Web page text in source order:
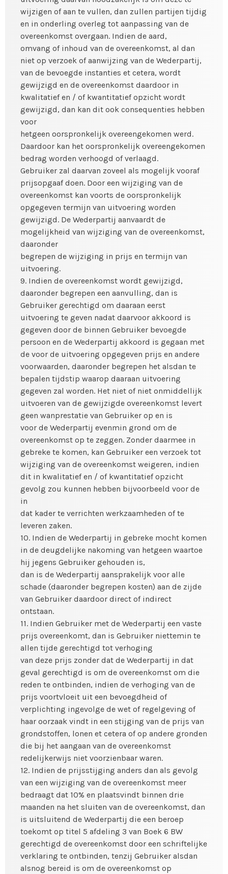
wijzigen of aan te vullen, dan zullen partijen tijdig
en in onderling overleg tot aanpassing van de
overeenkomst overgaan. Indien de aard,
omvang of inhoud van de overeenkomst, al dan
niet op verzoek of aanwijzing van de Wederpartij,
van de bevoegde instanties et cetera, wordt
gewijzigd en de overeenkomst daardoor in
kwalitatief en / of kwantitatief opzicht wordt
gewijzigd, dan kan dit ook consequenties hebben
voor
hetgeen oorspronkelijk overeengekomen werd.
Daardoor kan het oorspronkelijk overeengekomen
bedrag worden verhoogd of verlaagd.
Gebruiker zal daarvan zoveel als mogelijk vooraf
prijsopgaaf doen. Door een wijziging van de
overeenkomst kan voorts de oorspronkelijk
opgegeven termijn van uitvoering worden
gewijzigd. De Wederpartij aanvaardt de
mogelijkheid van wijziging van de overeenkomst,
daaronder
begrepen de wijziging in prijs en termijn van
uitvoering.
9. Indien de overeenkomst wordt gewijzigd,
daaronder begrepen een aanvulling, dan is
Gebruiker gerechtigd om daaraan eerst
uitvoering te geven nadat daarvoor akkoord is
gegeven door de binnen Gebruiker bevoegde
persoon en de Wederpartij akkoord is gegaan met
de voor de uitvoering opgegeven prijs en andere
voorwaarden, daaronder begrepen het alsdan te
bepalen tijdstip waarop daaraan uitvoering
gegeven zal worden. Het niet of niet onmiddellijk
uitvoeren van de gewijzigde overeenkomst levert
geen wanprestatie van Gebruiker op en is
voor de Wederpartij evenmin grond om de
overeenkomst op te zeggen. Zonder daarmee in
gebreke te komen, kan Gebruiker een verzoek tot
wijziging van de overeenkomst weigeren, indien
dit in kwalitatief en / of kwantitatief opzicht
gevolg zou kunnen hebben bijvoorbeeld voor de
in
dat kader te verrichten werkzaamheden of te
leveren zaken.
10. Indien de Wederpartij in gebreke mocht komen
in de deugdelijke nakoming van hetgeen waartoe
hij jegens Gebruiker gehouden is,
dan is de Wederpartij aansprakelijk voor alle
schade (daaronder begrepen kosten) aan de zijde
van Gebruiker daardoor direct of indirect
ontstaan.
11. Indien Gebruiker met de Wederpartij een vaste
prijs overeenkomt, dan is Gebruiker niettemin te
allen tijde gerechtigd tot verhoging
van deze prijs zonder dat de Wederpartij in dat
geval gerechtigd is om de overeenkomst om die
reden te ontbinden, indien de verhoging van de
prijs voortvloeit uit een bevoegdheid of
verplichting ingevolge de wet of regelgeving of
haar oorzaak vindt in een stijging van de prijs van
grondstoffen, lonen et cetera of op andere gronden
die bij het aangaan van de overeenkomst
redelijkerwijs niet voorzienbaar waren.
12. Indien de prijsstijging anders dan als gevolg
van een wijziging van de overeenkomst meer
bedraagt dat 10% en plaatsvindt binnen drie
maanden na het sluiten van de overeenkomst, dan
is uitsluitend de Wederpartij die een beroep
toekomt op titel 5 afdeling 3 van Boek 6 BW
gerechtigd de overeenkomst door een schriftelijke
verklaring te ontbinden, tenzij Gebruiker alsdan
alsnog bereid is om de overeenkomst op